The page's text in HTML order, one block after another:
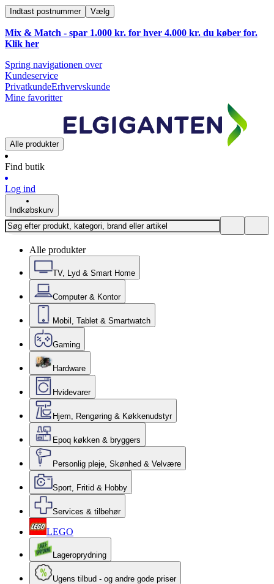
Indtast postnummer Vælg
Mix & Match - spar 1.000 kr. for hver 4.000 kr. du køber for.
Klik her
Spring navigationen over
Kundeservice
PrivatkundeErhvervskunde
Mine favoritter
Alle produkter
Find butik
Log ind
Indkøbskurv
Alle produkter
TV, Lyd & Smart Home
Computer & Kontor
Mobil, Tablet & Smartwatch
Gaming
Hardware
Hvidevarer
Hjem, Rengøring & Køkkenudstyr
Epoq køkken & bryggers
Personlig pleje, Skønhed & Velvære
Sport, Fritid & Hobby
Services & tilbehør
LEGO
Lageroprydning
Ugens tilbud - og andre gode priser